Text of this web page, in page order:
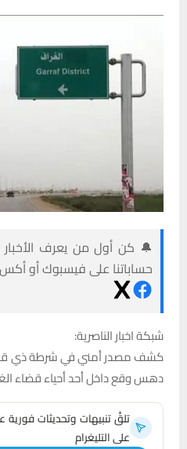
🔔 كن أول من يعرف الأخبار
حساباتنا على فيسبوك أو أكس
شبكة اخبار الناصرية:
كشف مصدر أمني في شرطة ذي
دهس وقع داخل أحد أحياء قضاء
تلقَّ تنبيهات وتحديثات فورية
على التليغرام